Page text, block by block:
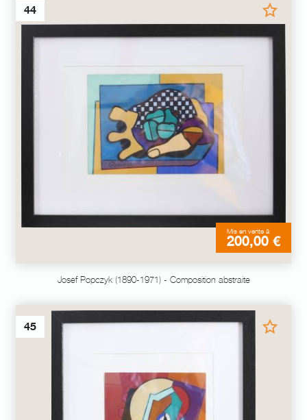
44
Mis en vente à
200,00 €
Josef Popczyk (1890-1971) - Composition abstraite
45